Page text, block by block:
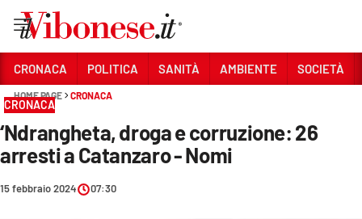
Sezioni
CRONACA
POLITICA
SANITÀ
CRONACA POLITICA SANITÀ AMBIENTE SOCIETÀ
HOME PAGE CRONACA
CRONACA
‘Ndrangheta, droga e corruzione: 26
arresti a Catanzaro - Nomi
15 febbraio 2024 07:30